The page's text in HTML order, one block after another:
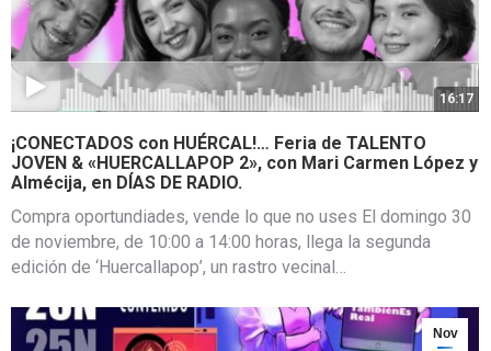
16:17
¡CONECTADOS con HUÉRCAL!… Feria de TALENTO
JOVEN & «HUERCALLAPOP 2», con Mari Carmen López y
Almécija, en DÍAS DE RADIO.
Compra oportundiades, vende lo que no uses El domingo 30
de noviembre, de 10:00 a 14:00 horas, llega la segunda
edición de ‘Huercallapop’, un rastro vecinal…
Nov